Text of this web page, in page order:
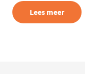
Lees meer